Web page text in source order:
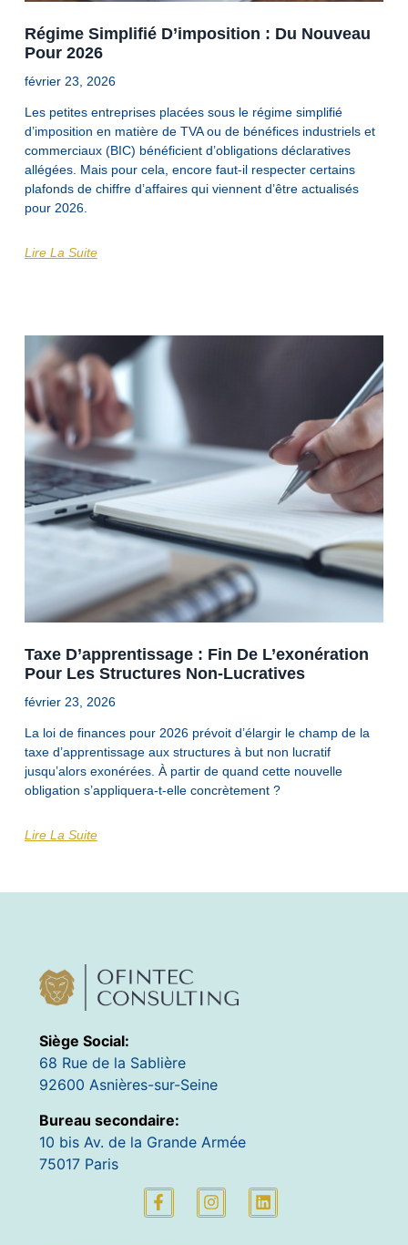
Régime Simplifié D’imposition : Du Nouveau
Pour 2026
février 23, 2026
Les petites entreprises placées sous le régime simplifié
d’imposition en matière de TVA ou de bénéfices industriels et
commerciaux (BIC) bénéficient d’obligations déclaratives
allégées. Mais pour cela, encore faut-il respecter certains
plafonds de chiffre d’affaires qui viennent d’être actualisés
pour 2026.
Lire La Suite
Taxe D’apprentissage : Fin De L’exonération
Pour Les Structures Non-Lucratives
février 23, 2026
La loi de finances pour 2026 prévoit d’élargir le champ de la
taxe d’apprentissage aux structures à but non lucratif
jusqu’alors exonérées. À partir de quand cette nouvelle
obligation s’appliquera-t-elle concrètement ?
Lire La Suite
Siège Social:
68 Rue de la Sablière
92600 Asnières-sur-Seine
Bureau secondaire:
10 bis Av. de la Grande Armée
75017 Paris